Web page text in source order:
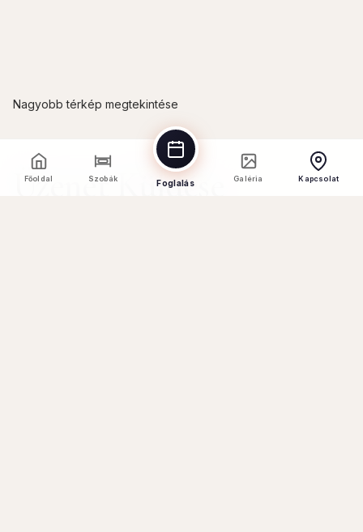
Nagyobb térkép megtekintése
Üzenet Küldése
Főoldal Szobák Foglalás Galéria Kapcsolat